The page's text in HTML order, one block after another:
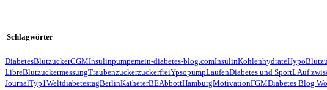
Schlagwörter
DiabetesBlutzuckerCGMInsulinpumpemein-diabetes-blog.comInsulinKohlenhydrateHypo
LibreBlutzuckermessungTraubenzuckerzuckerfreiYpsopumpLaufenDiabetes und SportLAuf
JournalTyp1 WeltdiabetestagBerlinKatheterBEAbbottHamburgMotivationFGMDiabetes Blog